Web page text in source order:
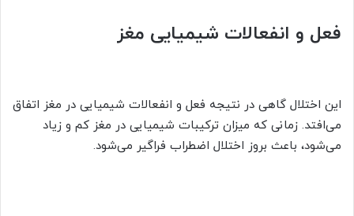
فعل و انفعالات شیمیایی مغز
این اختلال گاهی در نتیجه فعل و انفعالات شیمیایی در مغز اتفاق
می‌افتد. زمانی که میزان ترکیبات شیمیایی در مغز کم و زیاد
می‌شود، باعث بروز اختلال اضطراب فراگیر می‌شود.